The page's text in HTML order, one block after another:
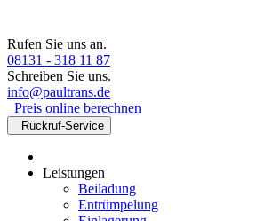
Rufen Sie uns an.
08131 - 318 11 87
Schreiben Sie uns.
info@paultrans.de
Preis online berechnen
Rückruf-Service
Leistungen
Beiladung
Entrümpelung